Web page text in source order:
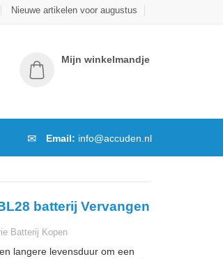
Nieuwe artikelen voor augustus
Mijn winkelmandje
Email: info@accuden.nl
batterij Vervangen
Batterij Kopen
langere levensduur om een